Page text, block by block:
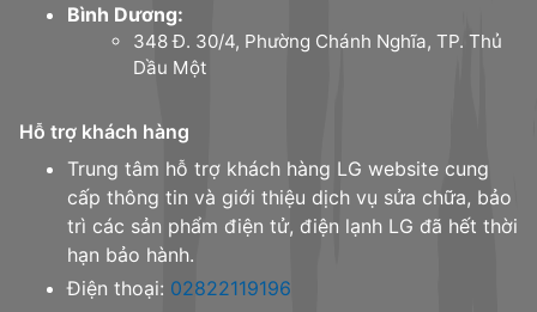
Bình Dương:
348 Đ. 30/4, Phường Chánh Nghĩa, TP. Thủ
Dầu Một
Hỗ trợ khách hàng
Trung tâm hỗ trợ khách hàng LG website cung
cấp thông tin và giới thiệu dịch vụ sửa chữa, bảo
trì các sản phẩm điện tử, điện lạnh LG đã hết thời
hạn bảo hành.
Điện thoại: 02822119196